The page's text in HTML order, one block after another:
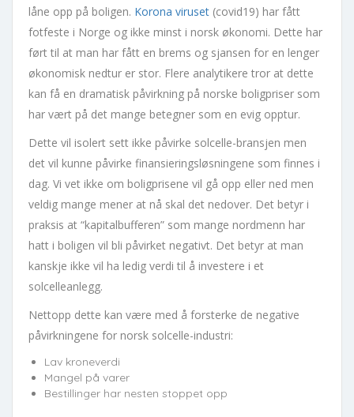
låne opp på boligen. Korona viruset (covid19) har fått
fotfeste i Norge og ikke minst i norsk økonomi. Dette har
ført til at man har fått en brems og sjansen for en lenger
økonomisk nedtur er stor. Flere analytikere tror at dette
kan få en dramatisk påvirkning på norske boligpriser som
har vært på det mange betegner som en evig opptur.
Dette vil isolert sett ikke påvirke solcelle-bransjen men
det vil kunne påvirke finansieringsløsningene som finnes i
dag. Vi vet ikke om boligprisene vil gå opp eller ned men
veldig mange mener at nå skal det nedover. Det betyr i
praksis at “kapitalbufferen” som mange nordmenn har
hatt i boligen vil bli påvirket negativt. Det betyr at man
kanskje ikke vil ha ledig verdi til å investere i et
solcelleanlegg.
Nettopp dette kan være med å forsterke de negative
påvirkningene for norsk solcelle-industri:
Lav kroneverdi
Mangel på varer
Bestillinger har nesten stoppet opp